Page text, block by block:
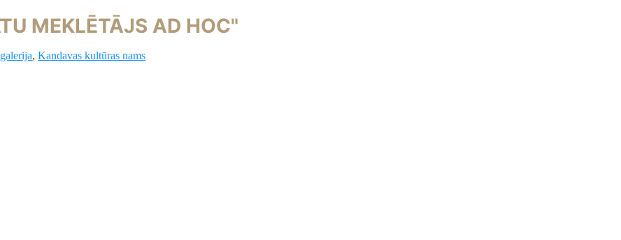
MEKLĒTĀJS AD HOC"
,Kandavas kultūras nams